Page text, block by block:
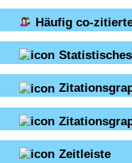
Häufig co-
Zeitleiste